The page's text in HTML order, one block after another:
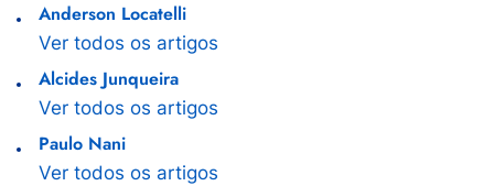
Anderson Locatelli
Ver todos os artigos
Alcides Junqueira
Ver todos os artigos
Paulo Nani
Ver todos os artigos